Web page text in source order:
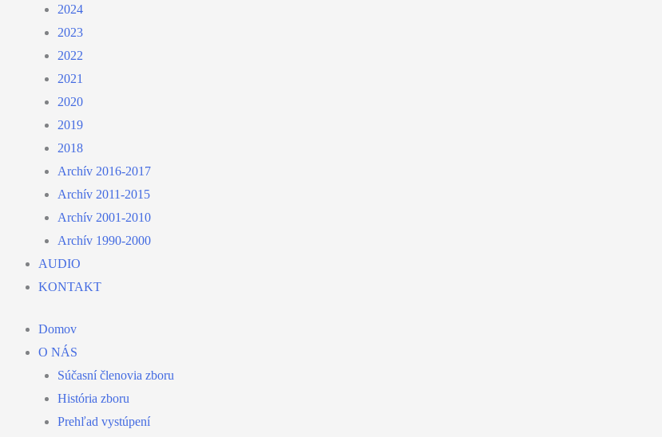
2024
2023
2022
2021
2020
2019
2018
Archív 2016-2017
Archív 2011-2015
Archív 2001-2010
Archív 1990-2000
AUDIO
KONTAKT
Domov
O NÁS
Súčasní členovia zboru
História zboru
Prehľad vystúpení